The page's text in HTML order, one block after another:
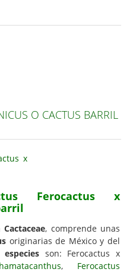
la G a la Z
O CACTUS BARRIL
Ferocactus x
Cactaceae, comprende unas
originarias de México y del
especies son: Ferocactus x
, Ferocactus